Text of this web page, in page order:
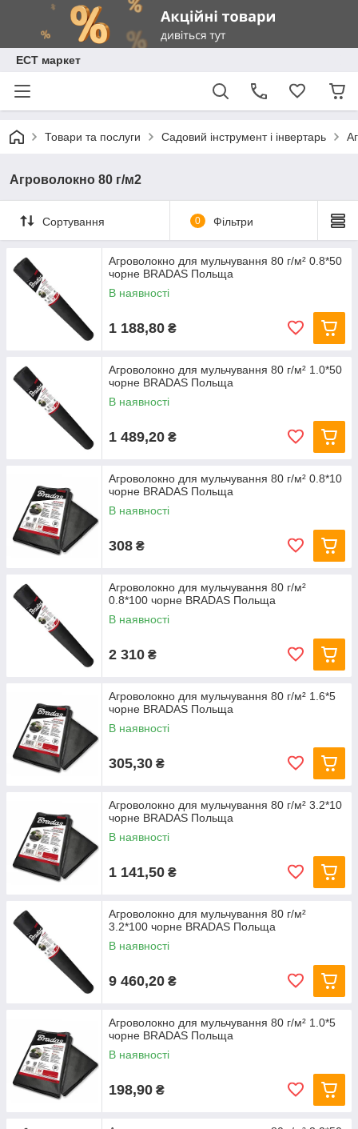
ЕСТ маркет
Товари та послуги Садовий інструмент і інвертарь
Агроволокно 80 г/м2
Сортування 0 Фільтри
Агроволокно для мульчування 80 г/м² 0.8*50
чорне BRADAS Польща
В наявності
1 188,80 ₴
Агроволокно для мульчування 80 г/м² 1.0*50
чорне BRADAS Польща
В наявності
1 489,20 ₴
Агроволокно для мульчування 80 г/м² 0.8*10
чорне BRADAS Польща
В наявності
308 ₴
Агроволокно для мульчування 80 г/м²
0.8*100 чорне BRADAS Польща
В наявності
2 310 ₴
Агроволокно для мульчування 80 г/м² 1.6*5
чорне BRADAS Польща
В наявності
305,30 ₴
Агроволокно для мульчування 80 г/м² 3.2*10
чорне BRADAS Польща
В наявності
1 141,50 ₴
Агроволокно для мульчування 80 г/м²
3.2*100 чорне BRADAS Польща
В наявності
9 460,20 ₴
Агроволокно для мульчування 80 г/м² 1.0*5
чорне BRADAS Польща
В наявності
198,90 ₴